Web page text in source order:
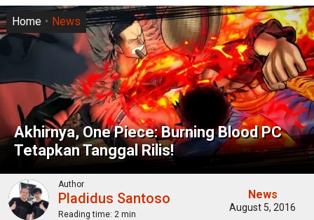
Akhirnya, One Piece: Burning Blood PC
Tetapkan Tanggal Rilis!
Home News
Author
Pladidus Santoso
Reading time: 2 min
News
August 5, 2016